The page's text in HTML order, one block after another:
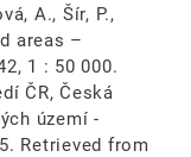
A., Šír, P.,
areas –
1 : 50 000.
ČR, Česká
území -
Retrieved from